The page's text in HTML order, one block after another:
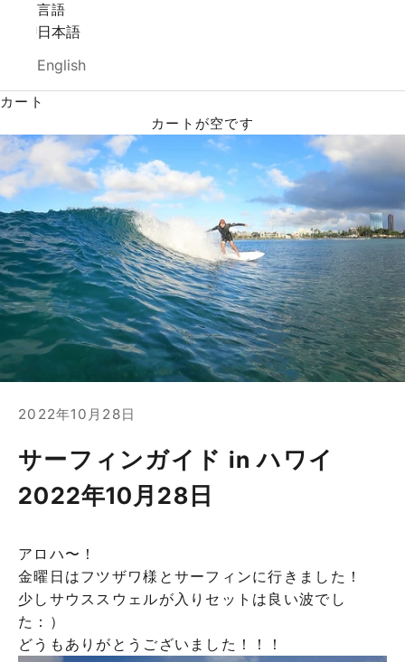
言語
日本語
English
カート
カートが空です
2022年10月28日
サーフィンガイド in ハワイ
2022年10月28日
アロハ〜！
金曜日はフツザワ様とサーフィンに行きました！
少しサウススウェルが入りセットは良い波でし
た：）
どうもありがとうございました！！！